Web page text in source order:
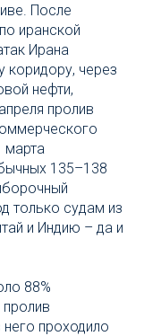
После
иранской
Ирана
коридору, через
нефти,
пролив
марта
135–138
только судам из
и Индию – да и
88%
проходило